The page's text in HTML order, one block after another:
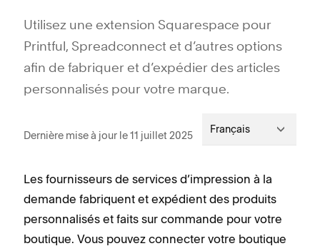
Utilisez une extension Squarespace pour
Printful, Spreadconnect et d’autres options
afin de fabriquer et d’expédier des articles
personnalisés pour votre marque.
Dernière mise à jour le 11 juillet 2025 Français
Les fournisseurs de services d’impression à la
demande fabriquent et expédient des produits
personnalisés et faits sur commande pour votre
boutique. Vous pouvez connecter votre boutique